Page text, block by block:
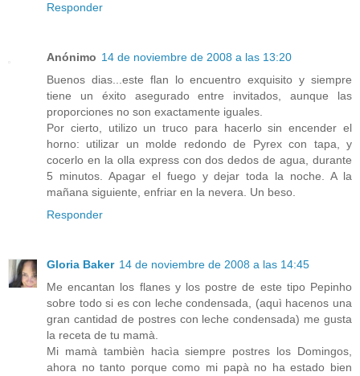
Responder
Anónimo 14 de noviembre de 2008 a las 13:20
Buenos dias...este flan lo encuentro exquisito y siempre
tiene un éxito asegurado entre invitados, aunque las
proporciones no son exactamente iguales.
Por cierto, utilizo un truco para hacerlo sin encender el
horno: utilizar un molde redondo de Pyrex con tapa, y
cocerlo en la olla express con dos dedos de agua, durante
5 minutos. Apagar el fuego y dejar toda la noche. A la
mañana siguiente, enfriar en la nevera. Un beso.
Responder
Gloria Baker 14 de noviembre de 2008 a las 14:45
Me encantan los flanes y los postre de este tipo Pepinho
sobre todo si es con leche condensada, (aquì hacenos una
gran cantidad de postres con leche condensada) me gusta
la receta de tu mamà.
Mi mamà tambièn hacìa siempre postres los Domingos,
ahora no tanto porque como mi papà no ha estado bien